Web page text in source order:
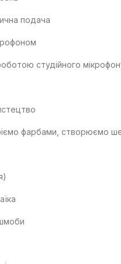
подача
студійного
фарбами, створюємо